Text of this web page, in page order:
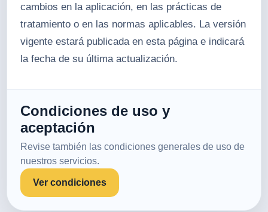
cambios en la aplicación, en las prácticas de
tratamiento o en las normas aplicables. La versión
vigente estará publicada en esta página e indicará
la fecha de su última actualización.
Condiciones de uso y
aceptación
Revise también las condiciones generales de uso de
nuestros servicios.
Ver condiciones